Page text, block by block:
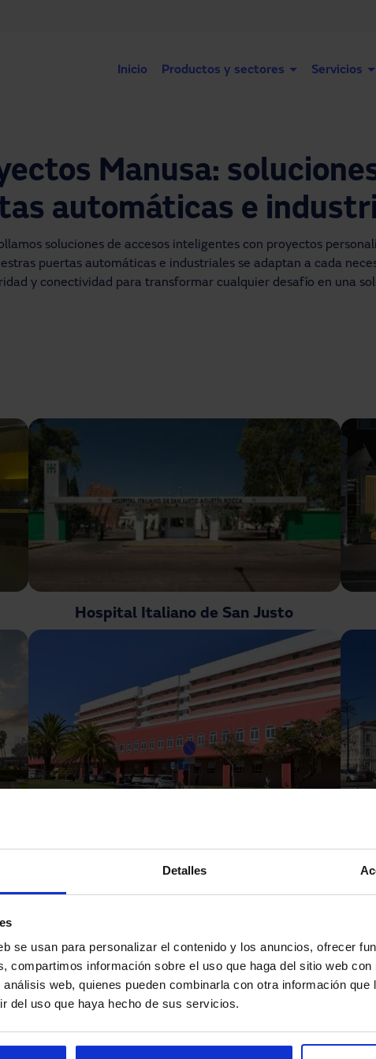
Detalles
se usan para personalizar el contenido y los anuncios, ofrecer
compartimos información sobre el uso que haga del sitio web
web, quienes pueden combinarla con otra información que
del uso que haya hecho de sus servicios.
Inicio Productos y sectores Servicios
Manusa:
automáticas e
soluciones de accesos inteligentes con proyectos
puertas automáticas e industriales se adaptan a cada
y conectividad para transformar cualquier desafío en una
Hospital Italiano de San Justo